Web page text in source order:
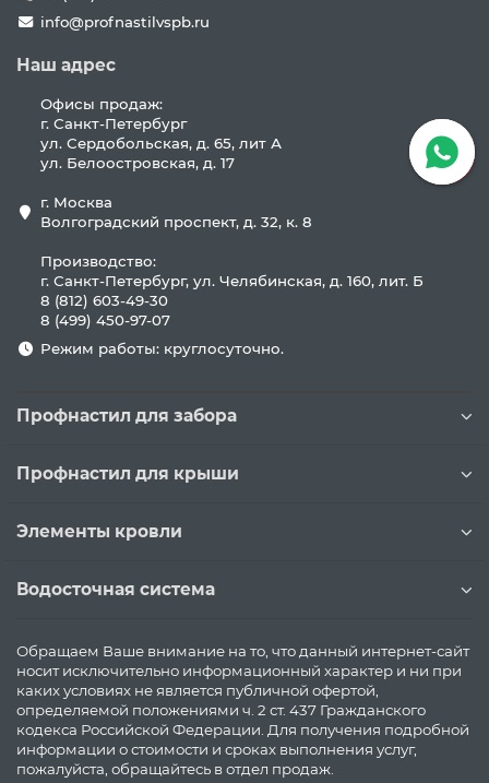
info@profnastilvspb.ru
Наш адрес
Офисы продаж:
г. Санкт-Петербург
ул. Сердобольская, д. 65, лит А
ул. Белоостровская, д. 17
г. Москва
Волгоградский проспект, д. 32, к. 8
Производство:
г. Санкт-Петербург, ул. Челябинская, д. 160, лит. Б
8 (812) 603-49-30
8 (499) 450-97-07
Режим работы: круглосуточно.
Профнастил для забора
Профнастил для крыши
Элементы кровли
Водосточная система
Обращаем Ваше внимание на то, что данный интернет-сайт
носит исключительно информационный характер и ни при
каких условиях не является публичной офертой,
определяемой положениями ч. 2 ст. 437 Гражданского
кодекса Российской Федерации. Для получения подробной
информации о стоимости и сроках выполнения услуг,
пожалуйста, обращайтесь в отдел продаж.